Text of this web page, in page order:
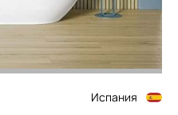
Испания